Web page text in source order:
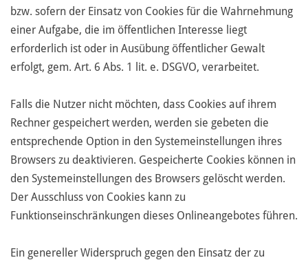
bzw. sofern der Einsatz von Cookies für die Wahrnehmung
einer Aufgabe, die im öffentlichen Interesse liegt
erforderlich ist oder in Ausübung öffentlicher Gewalt
erfolgt, gem. Art. 6 Abs. 1 lit. e. DSGVO, verarbeitet.
Falls die Nutzer nicht möchten, dass Cookies auf ihrem
Rechner gespeichert werden, werden sie gebeten die
entsprechende Option in den Systemeinstellungen ihres
Browsers zu deaktivieren. Gespeicherte Cookies können in
den Systemeinstellungen des Browsers gelöscht werden.
Der Ausschluss von Cookies kann zu
Funktionseinschränkungen dieses Onlineangebotes führen.
Ein genereller Widerspruch gegen den Einsatz der zu